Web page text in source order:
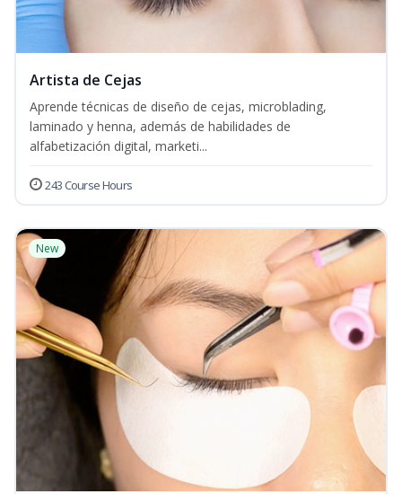
Artista de Cejas
Aprende técnicas de diseño de cejas, microblading,
laminado y henna, además de habilidades de
alfabetización digital, marketi...
243 Course Hours
New